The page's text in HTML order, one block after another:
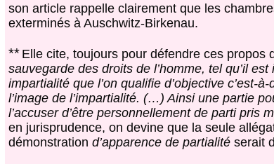
son article rappelle clairement que les
exterminés à Auschwitz-Birkenau.
** Elle cite, toujours pour défendre ces propos
sauvegarde des droits de l’homme, tel qu’il
impartialité que l’on qualifie d’objective
l’image de l’impartialité. (…) Ainsi une partie
l’accuser d’être personnellement de parti pris
en jurisprudence, on devine que la seule
démonstration d’apparence de partialitéserait